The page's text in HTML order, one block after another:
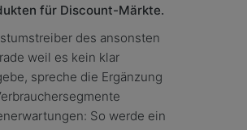
für Discount-Märkte.
des ansonsten
weil es kein klar
spreche die Ergänzung
So werde ein